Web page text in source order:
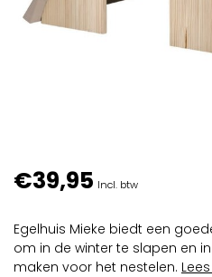
€39,95 Incl. btw
Egelhuis Mieke biedt een
om in de winter te slapen en
maken voor het nestelen.